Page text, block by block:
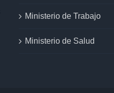
Ministerio de Trabajo
Ministerio de Salud